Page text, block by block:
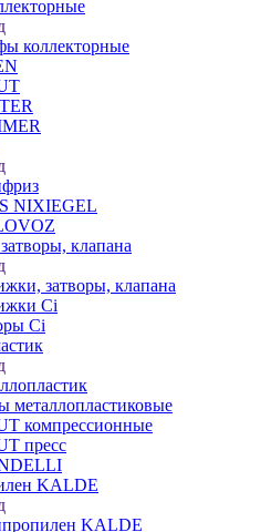
коллекторные
NIXIEGEL
клапана
затворы, клапана
Ci
Ci
металлопластиковые
компрессионные
пресс
KALDE
KALDE